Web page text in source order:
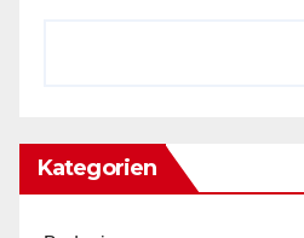
Kategorien